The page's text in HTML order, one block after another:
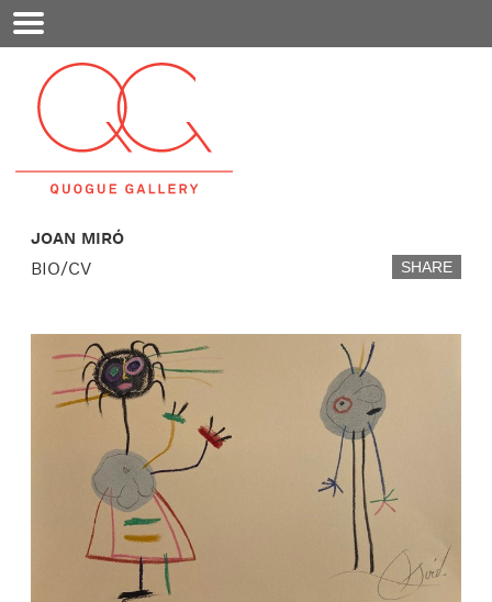
Mobile
Menu
JOAN MIRÓ
BIO/CV SHARE